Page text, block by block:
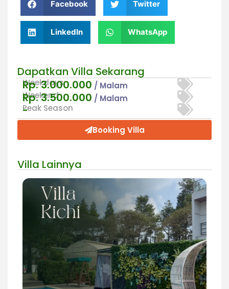
Facebook Twitter
LinkedIn WhatsApp
Dapatkan Villa Sekarang
Weekdays
Rp. 3.000.000 / Malam
Weekend
Rp. 3.500.000 / Malam
Peak Season
-
Booking Villa
Villa Lainnya